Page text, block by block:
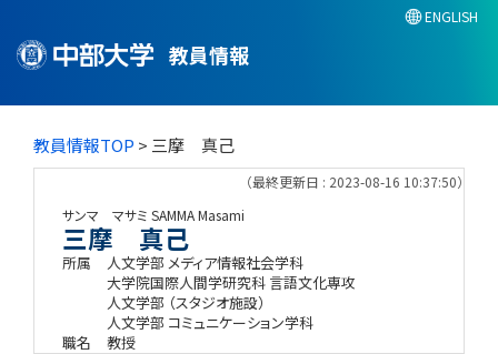
教員情報
ENGLISH
教員情報TOP > 三摩 真己
（最終更新日 : 2023-08-16 10:37:50）
サンマ マサミ SAMMA Masami
三摩 真己
所属
人文学部 メディア情報社会学科
大学院国際人間学研究科 言語文化専攻
人文学部 （スタジオ施設）
人文学部 コミュニケーション学科
職名
教授